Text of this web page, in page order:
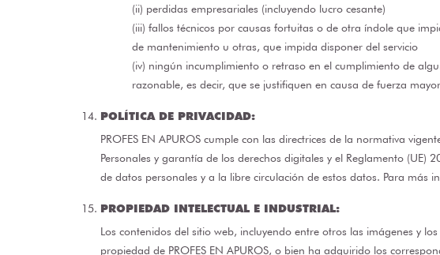
(ii) perdidas empresariales (incluyendo lucro cesante)
(iii) fallos técnicos por causas fortuitas o de otra índole que
de mantenimiento u otras, que impida disponer del servicio
(iv) ningún incumplimiento o retraso en el cumplimiento de
razonable, es decir, que se justifiquen en causa de fuerza mayor
POLÍTICA DE PRIVACIDAD:
PROFES EN APUROS cumple con las directrices de la normativa
Personales y garantía de los derechos digitales y el Reglamento
de datos personales y a la libre circulación de estos datos. Para más
PROPIEDAD INTELECTUAL E INDUSTRIAL:
Los contenidos del sitio web, incluyendo entre otros las imágenes y
propiedad de PROFES EN APUROS, o bien ha adquirido los